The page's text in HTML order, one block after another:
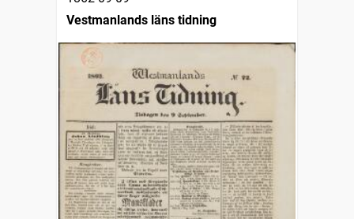
Vestmanlands läns tidning